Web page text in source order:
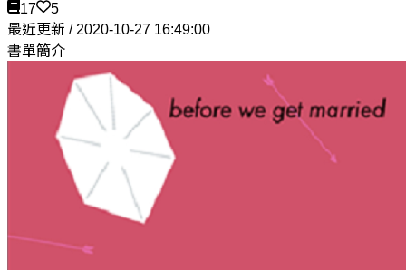
17
5
最近更新 / 2020-10-27 16:49:00
書單簡介